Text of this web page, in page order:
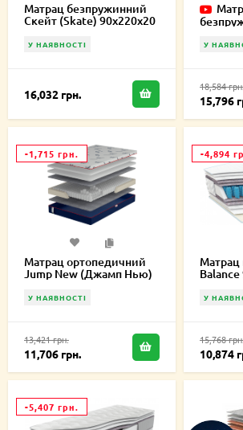
Матрац безпружинний
Скейт (Skate) 90х220х20
У НАЯВНОСТІ
16,032 грн.
У
18,584
15,796
-1,715 грн.
Матрац ортопедичний
Jump New (Джамп Нью)
У НАЯВНОСТІ
13,421 грн.
11,706 грн.
-4,894
У
15,768
10,874
-5,407 грн.